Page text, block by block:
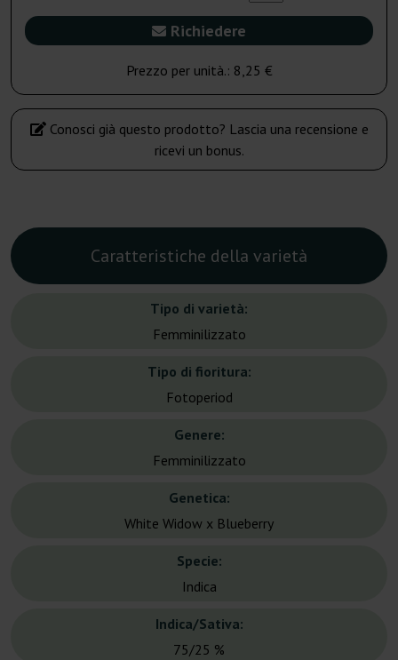
Richiedere
Prezzo per unità.: 8,25 €
Conosci già questo prodotto? Lascia una recensione e
ricevi un bonus.
Caratteristiche della varietà
Tipo di varietà:
Femminilizzato
Tipo di fioritura:
Fotoperiod
Genere:
Femminilizzato
Genetica:
White Widow x Blueberry
Specie:
Indica
Indica/Sativa:
75/25 %